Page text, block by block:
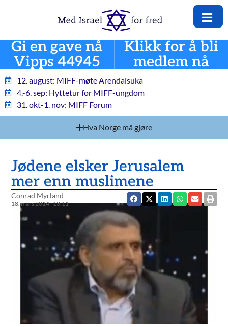
Gi en gave nå
Vipps 44945
Klikk for å bli
medlem nå
12. august: MIFF-møte Arendalsuka
4.-6. sep: Hyttetur for MIFF-ungdom
31. okt-1. nov: MIFF Forum
Hva Norge må gjøre
Jødene elsker Jerusalem
mer enn muslimene
Conrad Myrland
18. mars 2014 13:11